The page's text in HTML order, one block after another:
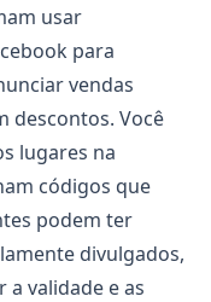
usar
para
vendas
descontos. Você
lugares na
códigos que
podem ter
divulgados,
validade e as